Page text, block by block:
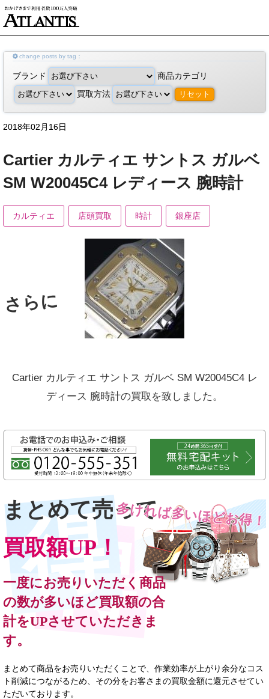
change posts by tag：
ブランド
商品カテゴリ
買取方法
リセット
2018年02月16日
Cartier カルティエ サントス ガルベ
SM W20045C4 レディース 腕時計
カルティエ 店頭買取 時計 銀座店
Cartier カルティエ サントス ガルベ SM W20045C4 レ
ディース 腕時計の買取を致しました。
まとめて売って
さらに
買取額UP！
多ければ多いほどお得！
一度にお売りいただく商品
の数が多いほど買取額の合
計をUPさせていただきま
す。
まとめて商品をお売りいただくことで、作業効率が上がり余分なコス
ト削減につながるため、その分をお客さまの買取金額に還元させてい
ただいております。